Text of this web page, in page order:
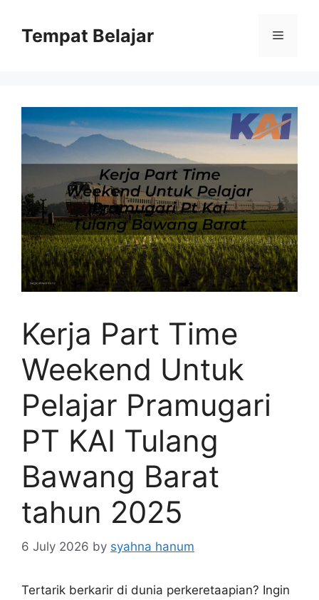
contentTempat Belajar Menu
Kerja Part Time
Weekend Untuk
Pelajar Pramugari
PT KAI Tulang
Bawang Barat
tahun 2025
6 July 2026 by syahna hanum
Tertarik berkarir di dunia perkeretaapian? Ingin